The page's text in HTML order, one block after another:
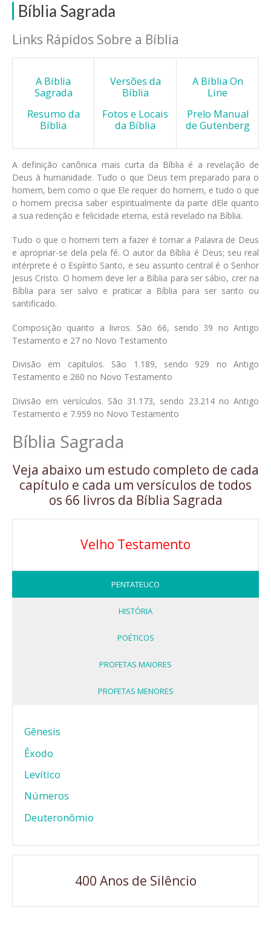
Bíblia Sagrada
Links Rápidos Sobre a Bíblia
A Bíblia
Sagrada
Resumo da
Bíblia
Versões da
Bíblia
Fotos e Locais
da Bíblia
A Bíblia On
Line
Prelo Manual
de Gutenberg
A definição canônica mais curta da Bíblia é a revelação de
Deus à humanidade. Tudo o que Deus tem preparado para o
homem, bem como o que Ele requer do homem, e tudo o que
o homem precisa saber espiritualmente da parte dEle quanto
a sua redenção e felicidade eterna, está revelado na Bíblia.
Tudo o que o homem tem a fazer é tomar a Palavra de Deus
e apropriar-se dela pela fé. O autor da Bíblia é Deus; seu real
intérprete é o Espírito Santo, e seu assunto central é o Senhor
Jesus Cristo. O homem deve ler a Bíblia para ser sábio, crer na
Bíblia para ser salvo e praticar a Bíblia para ser santo ou
santificado.
Composição quanto a livros. São 66, sendo 39 no Antigo
Testamento e 27 no Novo Testamento
Divisão em capítulos. São 1.189, sendo 929 no Antigo
Testamento e 260 no Novo Testamento
Divisão em versículos. São 31.173, sendo 23.214 no Antigo
Testamento e 7.959 no Novo Testamento
Bíblia Sagrada
Veja abaixo um estudo completo de cada
capítulo e cada um versículos de todos
os 66 livros da Bíblia Sagrada
Velho Testamento
PENTATEUCO
HISTÓRIA
POÉTICOS
PROFETAS MAIORES
PROFETAS MENORES
Gênesis
Êxodo
Levítico
Números
Deuteronômio
400 Anos de Silêncio